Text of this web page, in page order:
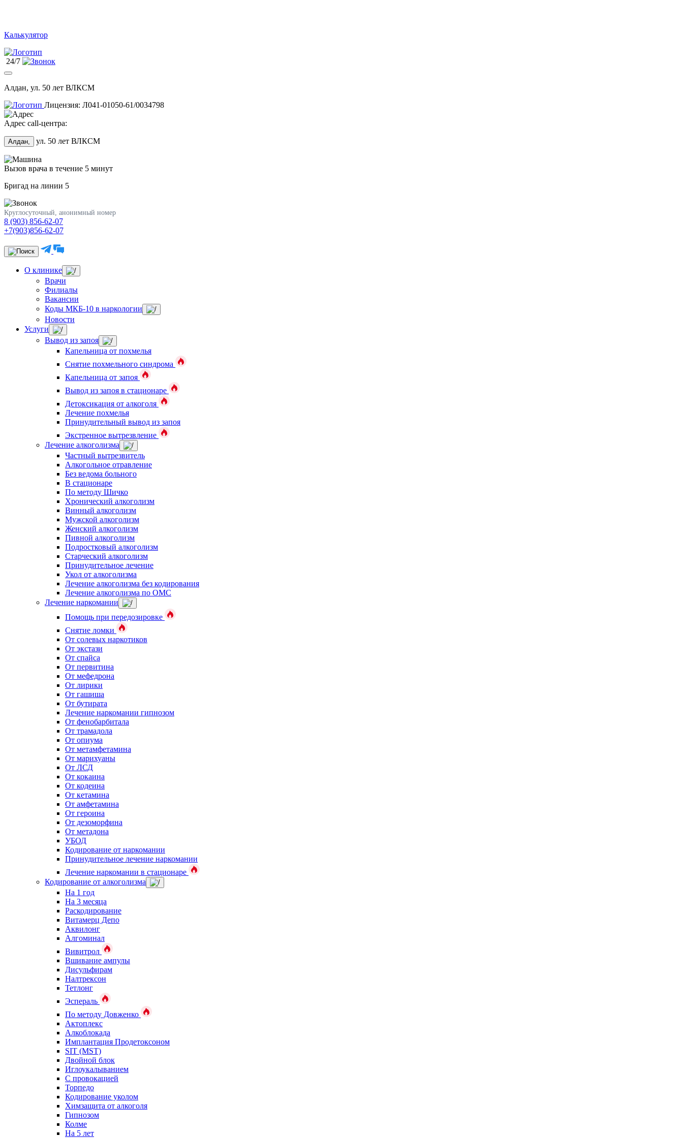
Калькулятор
24/7
Алдан, ул. 50 лет ВЛКСМ
Лицензия: Л041-01050-61/0034798
Адрес call-центра:
Алдан, ул. 50 лет ВЛКСМ
Вызов врача в течение 5 минут
Бригад на линии 5
Круглосуточный, анонимный номер
8 (903) 856-62-07
+7(903)856-62-07
О клинике
Врачи
Филиалы
Вакансии
Коды МКБ-10 в наркологии
Новости
Услуги
Вывод из запоя
Капельница от похмелья
Снятие похмельного синдрома
Капельница от запоя
Вывод из запоя в стационаре
Детоксикация от алкоголя
Лечение похмелья
Принудительный вывод из запоя
Экстренное вытрезвление
Лечение алкоголизма
Частный вытрезвитель
Алкогольное отравление
Без ведома больного
В стационаре
По методу Шичко
Хронический алкоголизм
Винный алкоголизм
Мужской алкоголизм
Женский алкоголизм
Пивной алкоголизм
Подростковый алкоголизм
Старческий алкоголизм
Принудительное лечение
Укол от алкоголизма
Лечение алкоголизма без кодирования
Лечение алкоголизма по ОМС
Лечение наркомании
Помощь при передозировке
Снятие ломки
От солевых наркотиков
От экстази
От спайса
От первитина
От мефедрона
От лирики
От гашиша
От бутирата
Лечение наркомании гипнозом
От фенобарбитала
От трамадола
От опиума
От метамфетамина
От марихуаны
От ЛСД
От кокаина
От кодеина
От кетамина
От амфетамина
От героина
От дезоморфина
От метадона
УБОД
Кодирование от наркомании
Принудительное лечение наркомании
Лечение наркомании в стационаре
Кодирование от алкоголизма
На 1 год
На 3 месяца
Раскодирование
Витамерц Депо
Аквилонг
Алгоминал
Вивитрол
Вшивание ампулы
Дисульфирам
Налтрексон
Тетлонг
Эспераль
По методу Довженко
Актоплекс
Алкоблокада
Имплантация Продетоксоном
SIT (MST)
Двойной блок
Иглоукалыванием
С провокацией
Торпедо
Кодирование уколом
Химзащита от алкоголя
Гипнозом
Колме
На 5 лет